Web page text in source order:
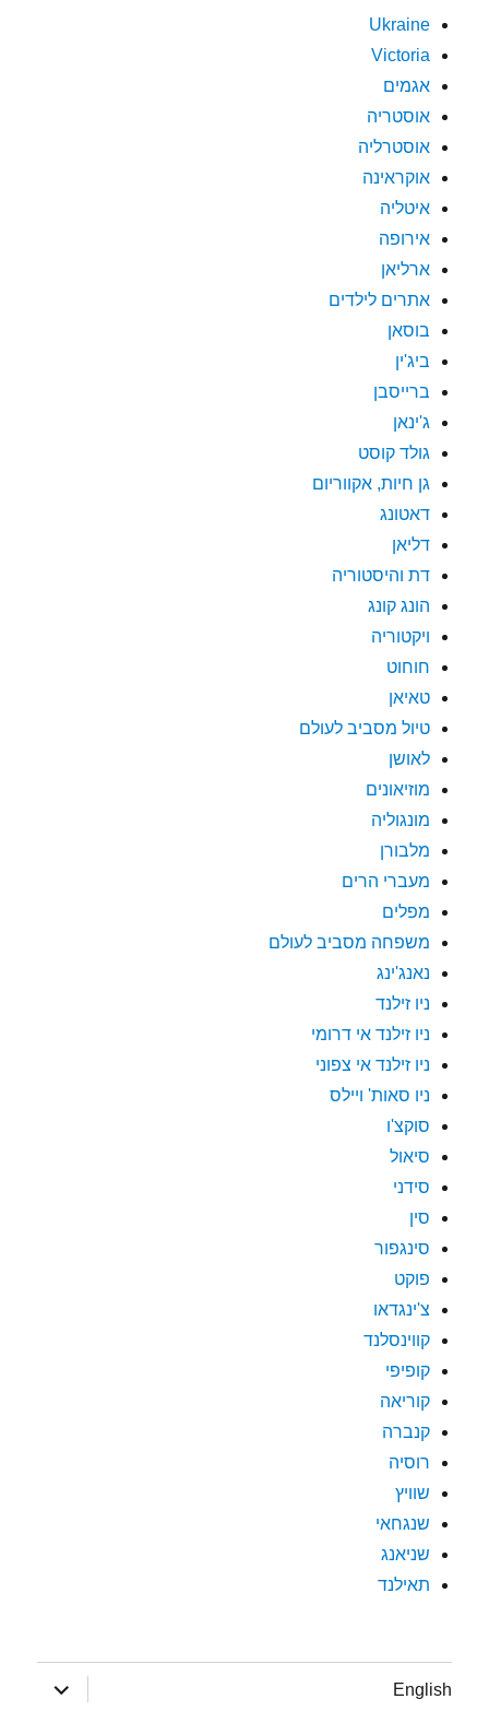
Ukraine
Victoria
אגמים
אוסטריה
אוסטרליה
אוקראינה
איטליה
אירופה
ארליאן
אתרים לילדים
בוסאן
ביג'ין
ברייסבן
ג'ינאן
גולד קוסט
גן חיות, אקווריום
דאטונג
דליאן
דת והיסטוריה
הונג קונג
ויקטוריה
חוחוט
טאיאן
טיול מסביב לעולם
לאושן
מוזיאונים
מונגוליה
מלבורן
מעברי הרים
מפלים
משפחה מסביב לעולם
נאנג'ינג
ניו זילנד
ניו זילנד אי דרומי
ניו זילנד אי צפוני
ניו סאות' ויילס
סוקצ'ו
סיאול
סידני
סין
סינגפור
פוקט
צ'ינגדאו
קווינסלנד
קופיפי
קוריאה
קנברה
רוסיה
שוויץ
שנגחאי
שניאנג
תאילנד
English
הצג
תפריט